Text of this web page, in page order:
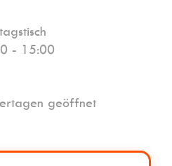
- 15:00
geöffnet